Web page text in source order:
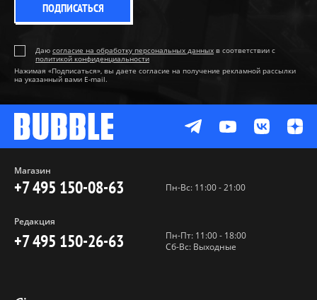
ПОДПИСАТЬСЯ
Даю согласие на обработку персональных данных в соответствии с
политикой конфиденциальности
Нажимая «Подписаться», вы даете согласие на получение рекламной рассылки
на указанный вами E-mail.
Магазин
+7 495 150-08-63 Пн-Вс: 11:00 - 21:00
Редакция
+7 495 150-26-63
Пн-Пт: 11:00 - 18:00
Сб-Вс: Выходные
Пользовательское соглашение